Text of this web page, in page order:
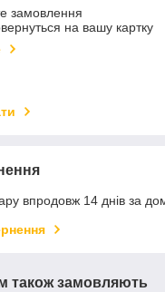
замовлення
на вашу картку
впродовж 14 днів за
також замовляють